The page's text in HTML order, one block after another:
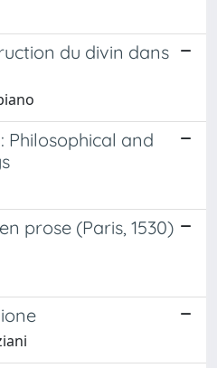
du divin dans
Philosophical and
prose (Paris, 1530)